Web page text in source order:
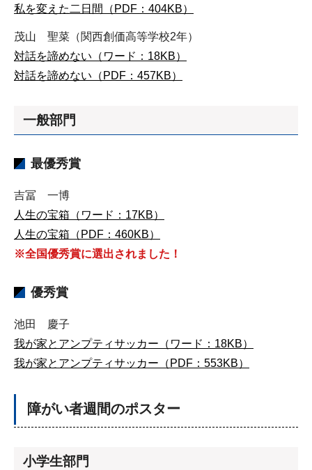
私を変えた二日間（PDF：404KB）
茂山 聖菜（関西創価高等学校2年）
対話を諦めない（ワード：18KB）
対話を諦めない（PDF：457KB）
一般部門
最優秀賞
吉冨 一博
人生の宝箱（ワード：17KB）
人生の宝箱（PDF：460KB）
※全国優秀賞に選出されました！
優秀賞
池田 慶子
我が家とアンプティサッカー（ワード：18KB）
我が家とアンプティサッカー（PDF：553KB）
障がい者週間のポスター
小学生部門